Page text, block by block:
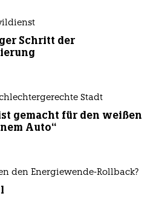
Schritt der
Stadt
gemacht für den weißen
Auto“
den Energiewende-Rollback?